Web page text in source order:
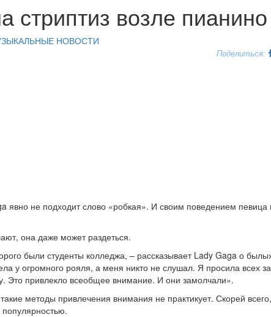
стриптиз возле пианино
НОВОСТИ
Поделиться:
явно не подходит слово «робкая». И своим поведением певица
она даже может раздеться.
были студенты колледжа, – рассказывает Lady Gaga о
у огромного рояля, а меня никто не слушал. Я просила всех
Это привлекло всеобщее внимание. И они замолчали».
методы привлечения внимания не практикует. Скорей
популярностью.